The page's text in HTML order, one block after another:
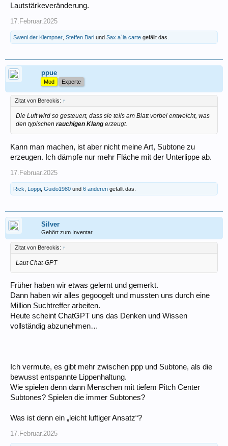
Lautstärkeveränderung.
17.Februar.2025
Sweni der Klempner Steffen Bari und Sax a`la carte gefällt das.
ppue
Mod Experte
Zitat von Bereckis: ↑
Die Luft wird so gesteuert, dass sie teils am Blatt vorbei entweicht, was
den typischen rauchigen Klang erzeugt.
Kann man machen, ist aber nicht meine Art, Subtone zu
erzeugen. Ich dämpfe nur mehr Fläche mit der Unterlippe ab.
17.Februar.2025
Rick Loppi Guido1980 und 6 anderen gefällt das.
Silver
Gehört zum Inventar
Zitat von Bereckis: ↑
Laut Chat-GPT
Früher haben wir etwas gelernt und gemerkt.
Dann haben wir alles gegoogelt und mussten uns durch eine
Million Suchtreffer arbeiten.
Heute scheint ChatGPT uns das Denken und Wissen
vollständig abzunehmen…
Ich vermute, es gibt mehr zwischen ppp und Subtone, als die
bewusst entspannte Lippenhaltung.
Wie spielen denn dann Menschen mit tiefem Pitch Center
Subtones? Spielen die immer Subtones?
Was ist denn ein „leicht luftiger Ansatz“?
17.Februar.2025